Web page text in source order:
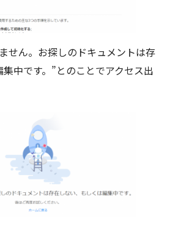
せん。お探しのドキュメントは存
中です。”とのことでアクセス出